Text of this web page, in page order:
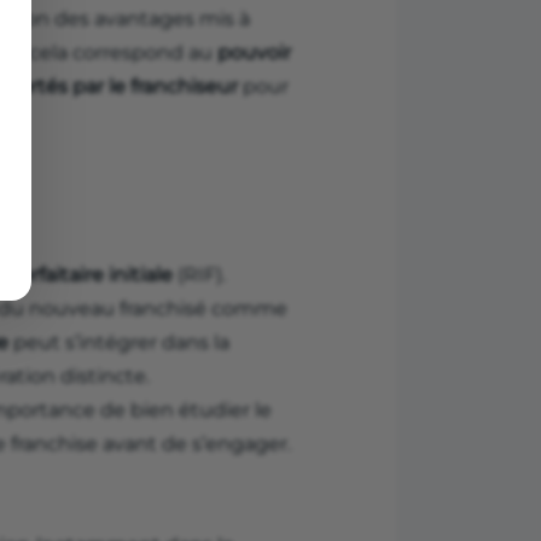
des avantages mis à
cela correspond au pouvoir
par le franchiseur pour
forfaitaire initiale
nouveau franchisé comme
peut s’intégrer dans la
distincte.
de bien étudier le
avant de s’engager.